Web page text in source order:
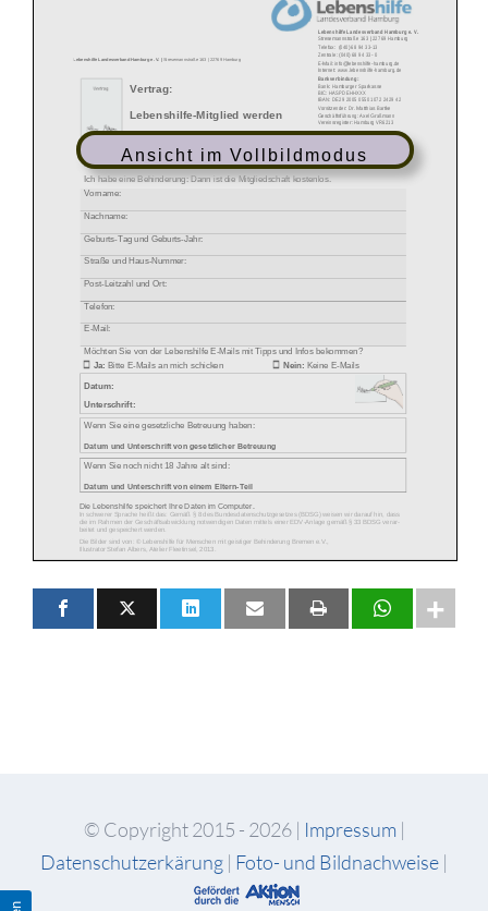
Ansicht im Vollbildmodus
© Copyright 2015 - 2026 | Impressum |
Datenschutzerkärung | Foto- und Bildnachweise |